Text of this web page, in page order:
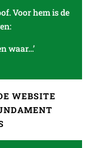
Voor hem is de
waar…’
WEBSITE